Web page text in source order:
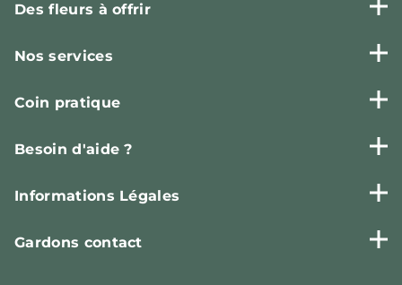
Des fleurs à offrir
Nos services
Coin pratique
Besoin d'aide ?
Informations Légales
Gardons contact